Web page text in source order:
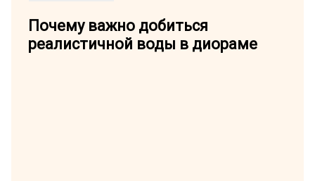
Почему важно добиться
реалистичной воды в диораме